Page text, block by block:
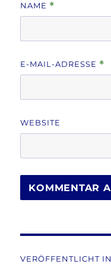
NAME *
E-MAIL-ADRESSE *
WEBSITE
VERÖFFENTLICHT IN